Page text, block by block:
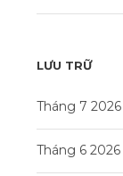
LƯU TRỮ
Tháng 7 2026
Tháng 6 2026